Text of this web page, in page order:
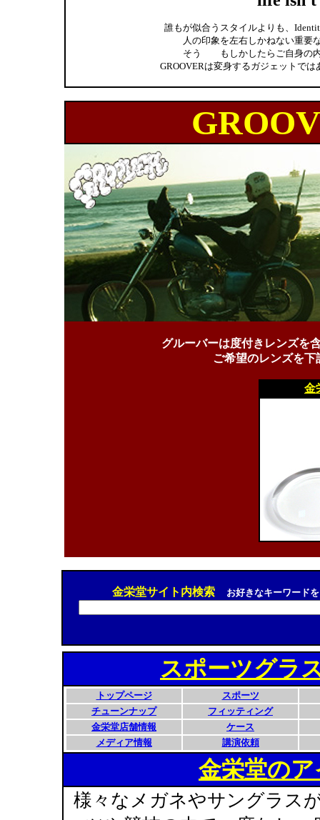
誰もが似合うスタイルよりも、
人の印象を左右しかねない重要
そう もしかしたらご自身の内
GROOVERは変身するガジェットで
グルーバーは度付きレンズを
ご希望のレンズを
金
金栄堂サイト内検索 お好きなキーワード